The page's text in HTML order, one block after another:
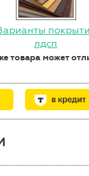
лдсп
товара может